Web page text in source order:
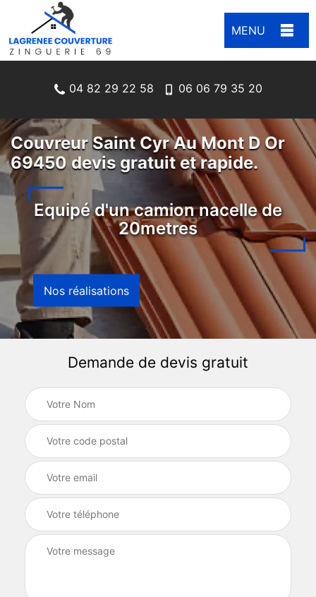
MENU
04 82 29 22 58 06 06 79 35 20
Couvreur Saint Cyr Au Mont D Or
69450 devis gratuit et rapide.
Equipé d'un camion nacelle de
20metres
Nos réalisations
Demande de devis gratuit